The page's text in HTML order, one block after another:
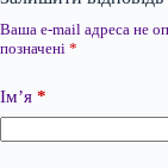
Ваша e-mail адреса не
позначені *
Ім’я *